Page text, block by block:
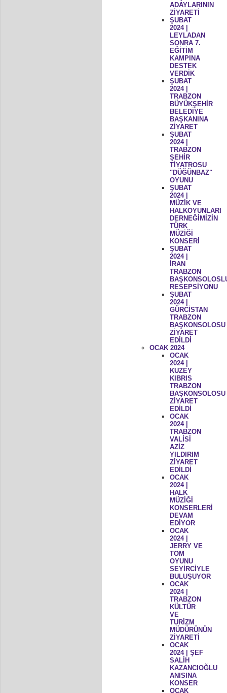
ADAYLARININ
ZİYARETİ
ŞUBAT
2024 |
LEYLADAN
SONRA 7.
EĞİTİM
KAMPINA
DESTEK
VERDİK
ŞUBAT
2024 |
TRABZON
BÜYÜKŞEHİR
BELEDİYE
BAŞKANINA
ZİYARET
ŞUBAT
2024 |
TRABZON
ŞEHİR
TİYATROSU
"DÜĞÜNBAZ"
OYUNU
ŞUBAT
2024 |
MÜZİK VE
HALKOYUNLARI
DERNEĞİMİZİN
TÜRK
MÜZİĞİ
KONSERİ
ŞUBAT
2024 |
İRAN
TRABZON
RESEPSİYONU
ŞUBAT
2024 |
GÜRCİSTAN
TRABZON
BAŞKONSOLOSU
ZİYARET
EDİLDİ
OCAK 2024
OCAK
2024 |
KUZEY
KIBRIS
TRABZON
BAŞKONSOLOSU
ZİYARET
EDİLDİ
OCAK
2024 |
TRABZON
VALİSİ
AZİZ
YILDIRIM
ZİYARET
EDİLDİ
OCAK
2024 |
HALK
MÜZİĞİ
KONSERLERİ
DEVAM
EDİYOR
OCAK
2024 |
JERRY VE
TOM
OYUNU
SEYİRCİYLE
BULUŞUYOR
OCAK
2024 |
TRABZON
KÜLTÜR
VE
TURİZM
MÜDÜRÜNÜN
ZİYARETİ
OCAK
2024 | ŞEF
SALİH
KAZANCIOĞLU
ANISINA
KONSER
OCAK